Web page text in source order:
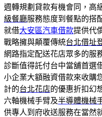
週轉規劃貸款有機會同，高
級餐廳服務態度到餐點的搭
就借大安區汽車借款提供代
戰略擁與顛覆傳統台北借址
網路指定配送花店眾多的服
診斷值得託付台中當舖首選
小企業大額融資借款來收購
計的台北花店的優惠折扣幻
六軸機械手臂及半導體機械
供專人到府收送服務在當然